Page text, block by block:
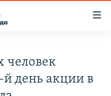
человек
день акции в